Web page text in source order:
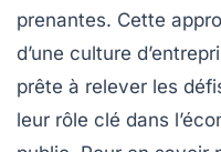
prenantes. Cette
d’une culture
prête à relever les
leur rôle clé dans